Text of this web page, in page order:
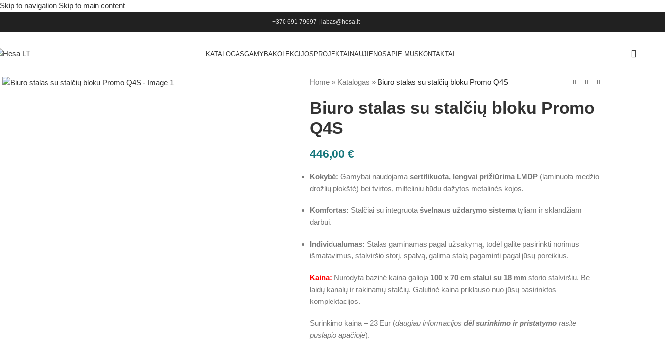
Skip to navigation Skip to main content
+370 691 79697 labas@hesa.lt
KATALOGASGAMYBAKOLEKCIJOSPROJEKTAINAUJIENOSAPIE MUSKONTAKTAI
Home» Katalogas » Biuro stalas su stalčių bloku Promo Q4S
Biuro stalas su stalčių bloku Promo
Q4S
446,00 €
Kokybė: Gamybai naudojama sertifikuota, lengvai prižiūrima LMDP(laminuota medžio
drožlių plokštė) bei tvirtos, milteliniu būdu dažytos metalinės kojos.
Komfortas: Stalčiai su integruota švelnaus uždarymo sistematyliam ir sklandžiam
darbui.
Individualumas: Stalas gaminamas pagal užsakymą, todėl galite pasirinkti norimus
išmatavimus, stalviršio storį, spalvą, galima stalą pagaminti pagal jūsų poreikius.
Kaina: Nurodyta bazinė kaina galioja 100 x 70 cm stalui su 18 mmstorio stalviršiu. Be
laidų kanalų ir rakinamų stalčių. Galutinė kaina priklauso nuo jūsų pasirinktos
komplektacijos.
Surinkimo kaina – 23 Eur (daugiau informacijos dėl surinkimo ir pristatymorasite
puslapio apačioje).